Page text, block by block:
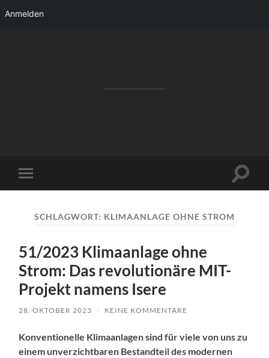
Anmelden
Mobile-
Menü
SCHLAGWORT: KLIMAANLAGE OHNE STROM
51/2023 Klimaanlage ohne
Strom: Das revolutionäre MIT-
Projekt namens Isere
28. OKTOBER 2023 / KEINE KOMMENTARE
Konventionelle Klimaanlagen sind für viele von uns zu
einem unverzichtbaren Bestandteil des modernen